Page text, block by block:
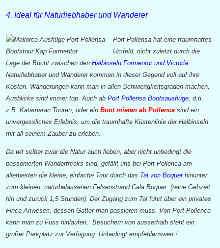
4. Ideal für Naturliebhaber und Wanderer
Port Pollensa hat eine traumhaftes
Umfeld, nicht zuletzt durch die
Lage der Bucht zwischen den Halbinseln Formentor und Victoria.
Naturliebhaber und Wanderer kommen in dieser Gegend voll auf ihre
Kosten. Wanderungen kann man in allen Schwierigkeitsgraden machen,
Ausblicke sind immer top. Auch ab Port Pollensa Bootsausflüge, d.h.
z.B. Katamaran Touren, oder ein Boot mieten ab Pollenca sind ein
unvergessliches Erlebnis, um die traumhafte Küstenlinie der Halbinseln
mit all seinem Zauber zu erleben.
Da wir selber zwar die Natur auch lieben, aber nicht unbedingt die
passonierten Wanderfreaks sind, gefällt uns bei Port Pollenca am
allerbesten die kleine, einfache Tour durch das Tal von Boquer hinunter
zum kleinen, naturbelassenen Felsenstrand Cala Boquer. (reine Gehzeit
hin und zurück 1,5 Stunden). Der Zugang zum Tal führt über ein privates
Finca Anwesen, dessen Gatter man passieren muss. Von Port Pollenca
kann man zu Fuss hinlaufen, Besuchern von ausserhalb steht ein
großer Parkplatz zur Verfügung. Unbedingt empfehlenswert !